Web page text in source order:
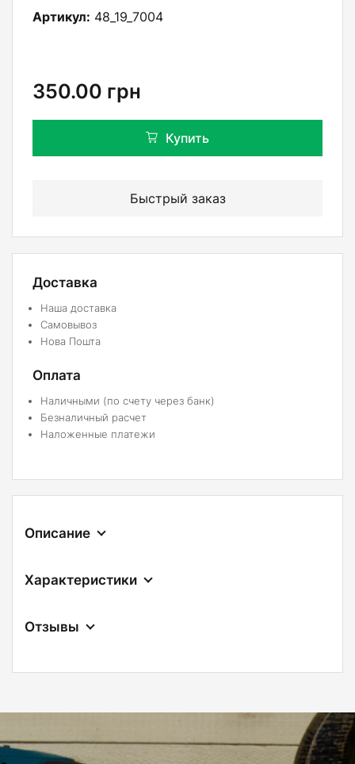
Артикул: 48_19_7004
350.00 грн
Купить
Быстрый заказ
Доставка
Наша доставка
Самовывоз
Нова Пошта
Оплата
Наличными (по счету через банк)
Безналичный расчет
Наложенные платежи
Описание
Характеристики
Отзывы